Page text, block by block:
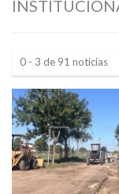
0 - 3 de 91 noticias